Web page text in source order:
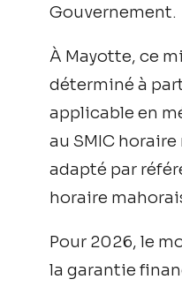
Gouvernement.
À Mayotte, ce
déterminé à
applicable en
au SMIC
adapté par
horaire
Pour 2026, le
la garantie